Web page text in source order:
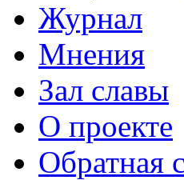
Журнал
Мнения
Зал славы
О проекте
Обратная